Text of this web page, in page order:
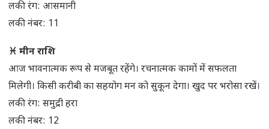
लकी रंग: आसमानी
लकी नंबर: 11
♓ मीन राशि
आज भावनात्मक रूप से मजबूत रहेंगे। रचनात्मक कामों में सफलता
मिलेगी। किसी करीबी का सहयोग मन को सुकून देगा। खुद पर भरोसा रखें।
लकी रंग: समुद्री हरा
लकी नंबर: 12